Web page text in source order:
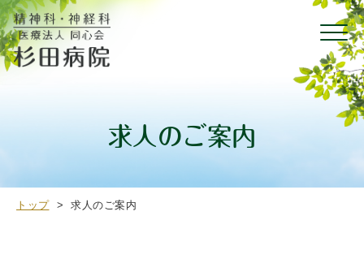
求人のご案内
トップ > 求人のご案内